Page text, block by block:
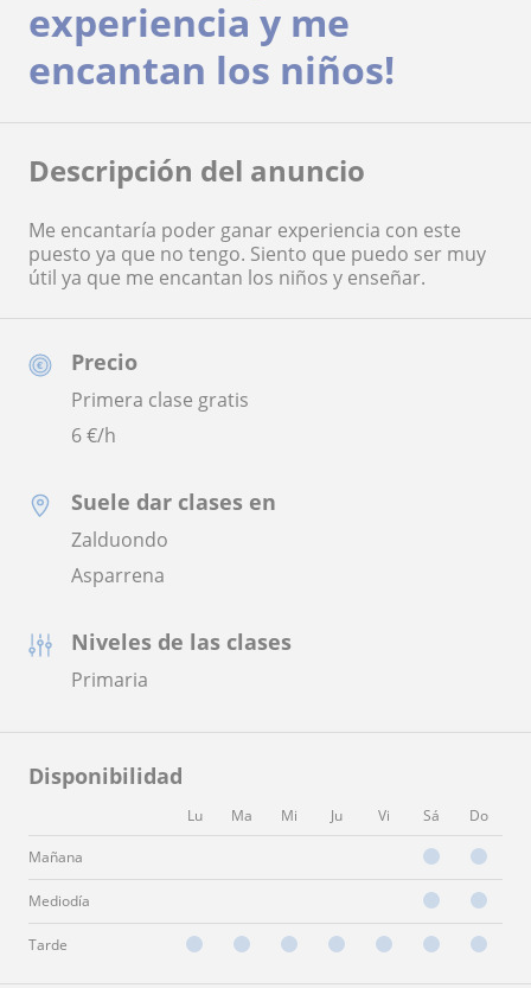
Precio
Primera clase gratis
6€/h
Suele dar clases en
Zalduondo
Asparrena
Niveles de las clases
Primaria
Disponibilidad
Lu Ma Mi Ju Vi Sá Do
Mañana
Mediodía
Tarde
experiencia y me
encantan los niños!
Descripción del anuncio
Me encantaría poder ganar experiencia con este
puesto ya que no tengo. Siento que puedo ser muy
útil ya que me encantan los niños y enseñar.